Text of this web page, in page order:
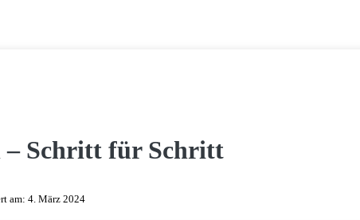
– Schritt für Schritt
am: 4. März 2024